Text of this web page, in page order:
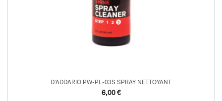
D’ADDARIO PW-PL-03S SPRAY NETTOYANT
6,00 €